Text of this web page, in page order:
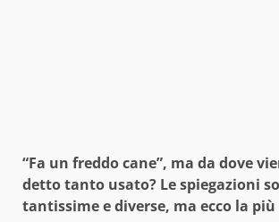
“Fa un freddo cane”, ma da dove
detto tanto usato? Le spiegazioni
tantissime e diverse, ma ecco la